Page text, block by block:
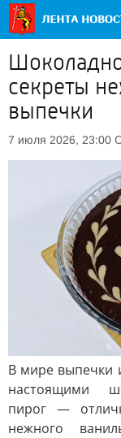
секреты
выпечки
7 июля 2026, 23:00
В мире выпечки
настоящими
пирог —
нежного